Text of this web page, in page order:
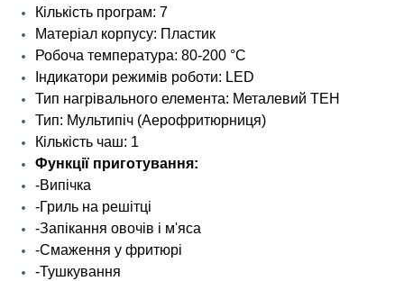
Кількість програм:7
Матеріал корпусу: Пластик
Робоча температура: 80-200 °C
Індикатори режимів роботи: LED
Тип нагрівального елемента: Металевий ТЕН
Тип: Мультипіч (Аерофритюрниця)
Кількість чаш: 1
Функції приготування:
-Випічка
-Гриль на решітці
-Запікання овочів і м'яса
-Смаження у фритюрі
-Тушкування